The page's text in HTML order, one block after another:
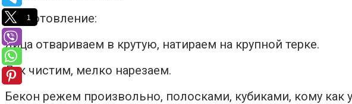
Приготовление:
Яйца отвариваем в крутую, натираем на крупной терке.
Лук чистим, мелко нарезаем.
Бекон режем произвольно, полосками, кубиками, кому как
1